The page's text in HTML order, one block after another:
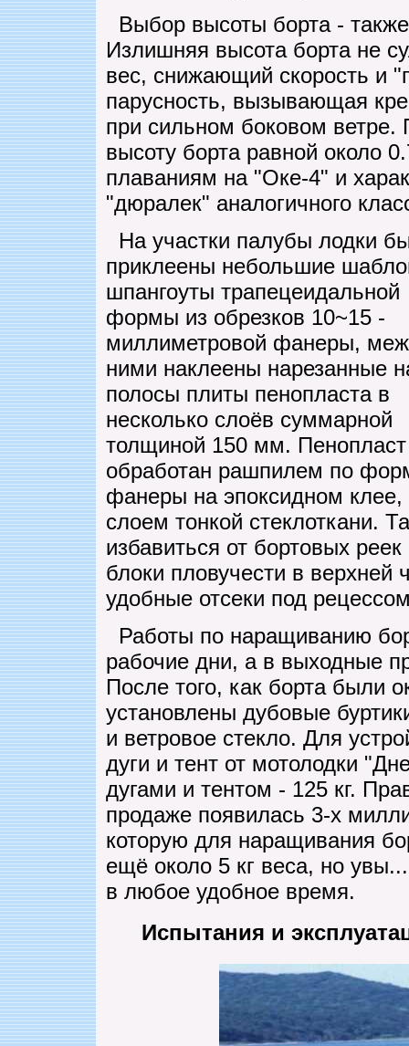
Выбор высоты борта -
Излишняя высота борта не
вес, снижающий скорость и
парусность, вызывающая
при сильном боковом
высоту борта равной около
плаваниям на "Оке-4" и
"дюралек" аналогичного
На участки палубы лодки
приклеены небольшие
шпангоуты трапецеидальной
формы из обрезков 10~15 -
миллиметровой фанеры,
ними наклеены нарезанные
полосы плиты пенопласта в
несколько слоёв суммарной
толщиной 150 мм.
обработан рашпилем по
фанеры на эпоксидном
слоем тонкой стеклоткани.
избавиться от бортовых
блоки пловучести в верхней
удобные отсеки под
Работы по наращиванию
рабочие дни, а в выходные
После того, как борта были
установлены дубовые
и ветровое стекло. Для
дуги и тент от мотолодки
дугами и тентом - 125 кг.
продаже появилась 3-х
которую для наращивания
ещё около 5 кг веса, но
в любое удобное время.
Испытания и